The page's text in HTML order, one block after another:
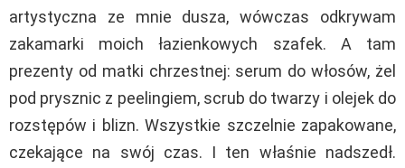
artystyczna ze mnie dusza, wówczas odkrywam
zakamarki moich łazienkowych szafek. A tam
prezenty od matki chrzestnej: serum do włosów, żel
pod prysznic z peelingiem, scrub do twarzy i olejek do
rozstępów i blizn. Wszystkie szczelnie zapakowane,
czekające na swój czas. I ten właśnie nadszedł.